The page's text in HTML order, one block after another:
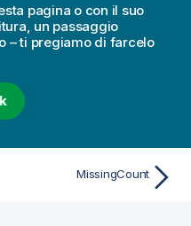
pagina o con il suo
un passaggio
– ti pregiamo di farcelo
MissingCount